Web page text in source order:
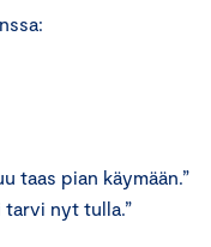
taas pian käymään.”
nyt tulla.”